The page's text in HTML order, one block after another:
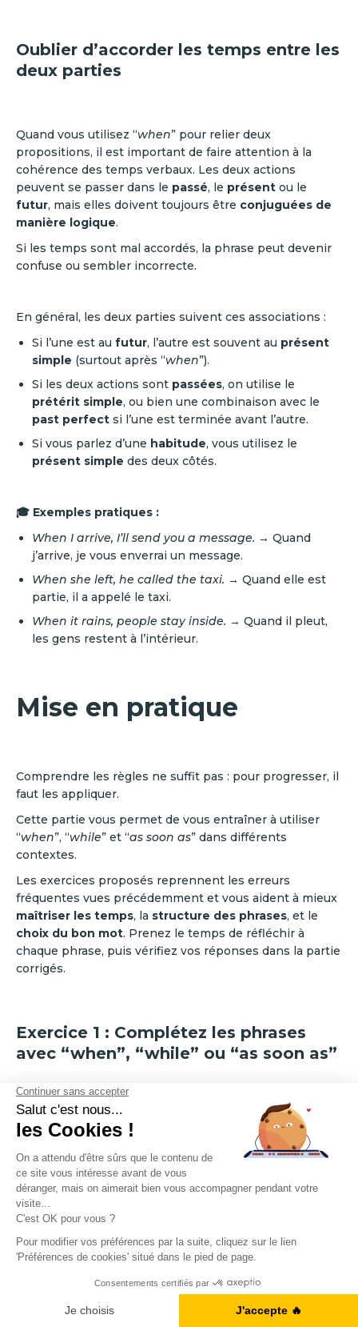
Oublier d’accorder les temps entre les
deux parties
Quand vous utilisez “when” pour relier deux
propositions, il est important de faire attention à la
cohérence des temps verbaux. Les deux actions
peuvent se passer dans le passé, le présent ou le
futur, mais elles doivent toujours être conjuguées de
manière logique.
Si les temps sont mal accordés, la phrase peut devenir
confuse ou sembler incorrecte.
En général, les deux parties suivent ces associations :
Si l’une est au futur, l’autre est souvent au présent
simple (surtout après “when”).
Si les deux actions sont passées, on utilise le
prétérit simple, ou bien une combinaison avec le
past perfect si l’une est terminée avant l’autre.
Si vous parlez d’une habitude, vous utilisez le
présent simple des deux côtés.
🎓 Exemples pratiques :
When I arrive, I’ll send you a message. → Quand
j’arrive, je vous enverrai un message.
When she left, he called the taxi. → Quand elle est
partie, il a appelé le taxi.
When it rains, people stay inside. → Quand il pleut,
les gens restent à l’intérieur.
Mise en pratique
Comprendre les règles ne suffit pas : pour progresser, il
faut les appliquer.
Cette partie vous permet de vous entraîner à utiliser
“when”, “while” et “as soon as” dans différents
contextes.
Les exercices proposés reprennent les erreurs
fréquentes vues précédemment et vous aident à mieux
maîtriser les temps, la structure des phrases, et le
choix du bon mot. Prenez le temps de réfléchir à
chaque phrase, puis vérifiez vos réponses dans la partie
corrigés.
Exercice 1 : Complétez les phrases
avec “when”, “while” ou “as soon as”
Choisissez le mot qui convient le mieux selon le sens
de la phrase. Faites attention au
temps verbal
et à
l’idée exprimée
: moment précis, durée, ou
enchaînement immédiat.
I’ll send you the report ___ I get back to the office.
She was doing her homework ___ her brother was
watching TV.
___ we arrived, it started to rain.
He always listens to music ___ he goes running.
___ I finish this task, I’ll take a break.
A1, B2, C1... Vous en êtes où ?
Je fais le test